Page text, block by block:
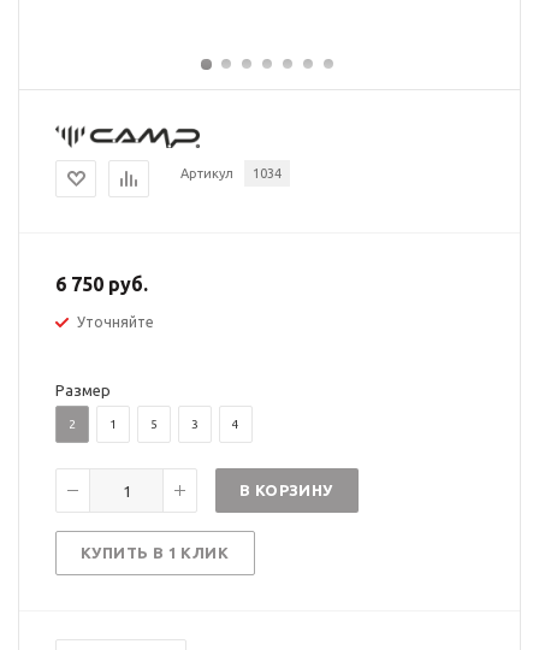
Артикул 1034
6 750 руб.
Уточняйте
Размер
2 1 5 3 4
В КОРЗИНУ
КУПИТЬ В 1 КЛИК